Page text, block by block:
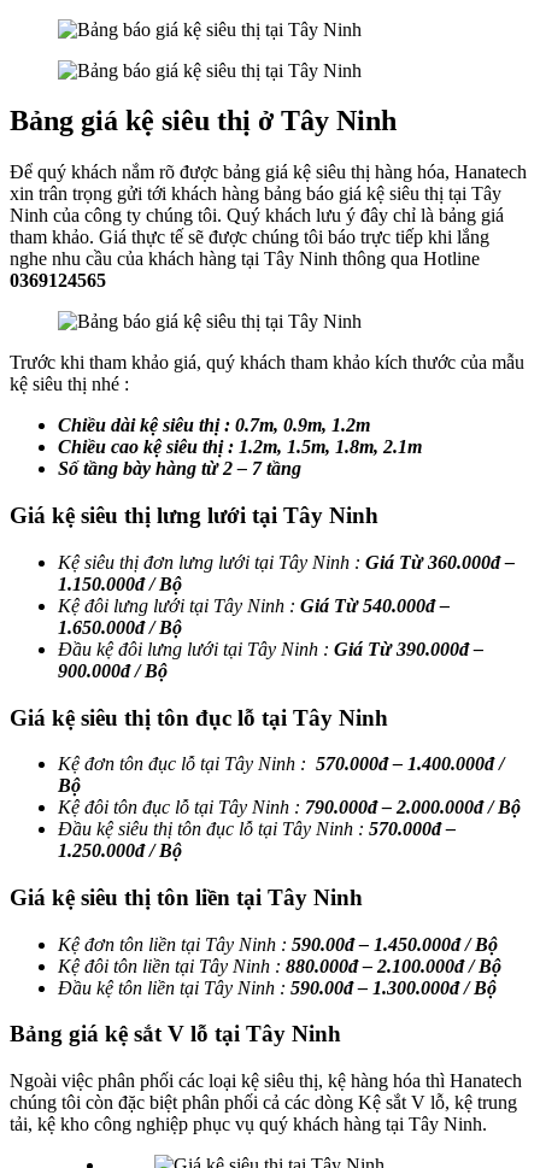
Bảng giá kệ siêu thị ở Tây Ninh
Để quý khách nắm rõ được bảng giá kệ siêu thị hàng hóa, Hanatech
xin trân trọng gửi tới khách hàng bảng báo giá kệ siêu thị tại Tây
Ninh của công ty chúng tôi. Quý khách lưu ý đây chỉ là bảng giá
tham khảo. Giá thực tế sẽ được chúng tôi báo trực tiếp khi lắng
nghe nhu cầu của khách hàng tại Tây Ninh thông qua Hotline
0369124565
Trước khi tham khảo giá, quý khách tham khảo kích thước của mẫu
kệ siêu thị nhé :
Chiều dài kệ siêu thị : 0.7m, 0.9m, 1.2m
Chiều cao kệ siêu thị : 1.2m, 1.5m, 1.8m, 2.1m
Số tầng bày hàng từ 2 – 7 tầng
Giá kệ siêu thị lưng lưới tại Tây Ninh
Kệ siêu thị đơn lưng lưới tại Tây Ninh : Giá Từ 360.000đ –
1.150.000đ / Bộ
Kệ đôi lưng lưới tại Tây Ninh : Giá Từ 540.000đ –
1.650.000đ / Bộ
Đầu kệ đôi lưng lưới tại Tây Ninh : Giá Từ 390.000đ –
900.000đ / Bộ
Giá kệ siêu thị tôn đục lỗ tại Tây Ninh
Kệ đơn tôn đục lỗ tại Tây Ninh : 570.000đ – 1.400.000đ /
Bộ
Kệ đôi tôn đục lỗ tại Tây Ninh : 790.000đ – 2.000.000đ / Bộ
Đầu kệ siêu thị tôn đục lỗ tại Tây Ninh : 570.000đ –
1.250.000đ / Bộ
Giá kệ siêu thị tôn liền tại Tây Ninh
Kệ đơn tôn liền tại Tây Ninh : 590.00đ – 1.450.000đ / Bộ
Kệ đôi tôn liền tại Tây Ninh : 880.000đ – 2.100.000đ / Bộ
Đầu kệ tôn liền tại Tây Ninh : 590.00đ – 1.300.000đ / Bộ
Bảng giá kệ sắt V lỗ tại Tây Ninh
Ngoài việc phân phối các loại kệ siêu thị, kệ hàng hóa thì Hanatech
chúng tôi còn đặc biệt phân phối cả các dòng Kệ sắt V lỗ, kệ trung
tải, kệ kho công nghiệp phục vụ quý khách hàng tại Tây Ninh.